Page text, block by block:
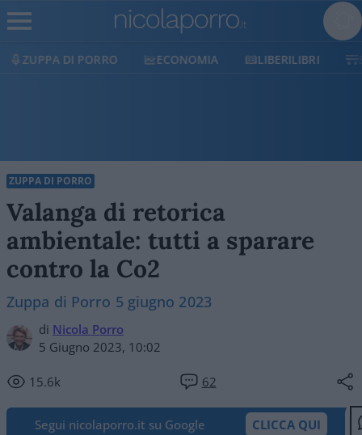
ECONOMIA LIBERILIBRI SHOP SOSTIENICI
ZUPPA DI PORRO
Valanga di retorica
ambientale: tutti a sparare
contro la Co2
Zuppa di Porro 5 giugno 2023
di Nicola Porro
5 Giugno 2023, 10:02
15.6k 62
Segui nicolaporro.it su Google CLICCA QUI